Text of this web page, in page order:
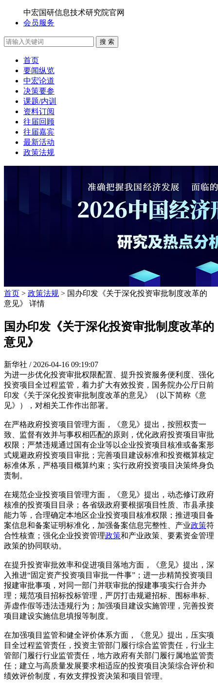
中宏国研信息技术研究院官网
会员服务
搜 索
首页
要闻纵览
中宏论道
决策要参
课题/内训
资料订阅
往届回顾
往届嘉宾
最新活动
政策法规
首页 > 政策法规 > 国办印发《关于深化投资审批制度改革的
意见》 详情
国办印发《关于深化投资审批制度改革的
意见》
新华社 / 2026-04-16 09:19:07
为进一步优化投资审批权限配置、提升投资服务便利度、强化
投资项目全过程监管，着力扩大有效投资，国务院办公厅日前
印发《关于深化投资审批制度改革的意见》（以下简称《意
见》），对相关工作作出部署。
在严格政府投资项目管理方面，《意见》提出，按照权责一
致、监督有效并与事权相匹配的原则，优化政府投资项目审批
权限；严禁违规通过国有企业等以企业投资项目核准或备案形
式规避政府投资项目审批；完善项目建设标准和投资概算核定
标准体系，严格项目概算约束；实行政府投资项目决策终身负
责制。
在规范企业投资项目管理方面，《意见》提出，动态修订政府
核准的投资项目目录；各省级政府要根据项目性质、市县承接
能力等，合理确定本地区企业投资项目核准权限；推进项目备
案信息和备案证明标准化，加强备案信息完整性、产业政策符
合性核查；强化企业投资管理政策和产业政策、要素资金管理
政策的协同联动。
在提升投资审批效率和促进项目落地方面，《意见》提出，深
入推进“固定资产投资项目审批一件事”；进一步精简投资项目
报建审批事项，对同一部门并联审批的报建事项实行合并办
理；规范项目招标投标管理，严厉打击规避招标、围标串标、
弄虚作假等违法违规行为；加强项目建设实施管理，完善投资
项目建设实施信息填报等制度。
在加强项目监管和健全评价体系方面，《意见》提出，压实项
目全过程监管责任，投资主管部门履行综合监管责任，行业主
管部门履行行业监管责任，地方政府有关部门履行属地监管责
任；建立与高质量发展要求相适应的投资项目决策综合评价和
绩效评价制度，有效支撑投资决策和项目管理。